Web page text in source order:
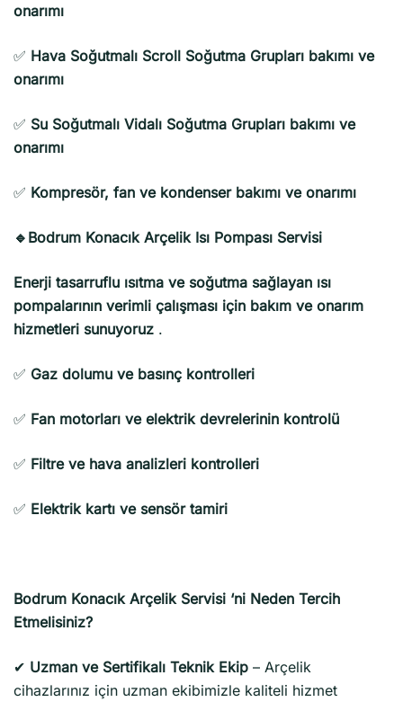
onarımı
✅ Hava Soğutmalı Scroll Soğutma Grupları bakımı ve
onarımı
✅ Su Soğutmalı Vidalı Soğutma Grupları bakımı ve
onarımı
✅ Kompresör, fan ve kondenser bakımı ve onarımı
🔹Bodrum Konacık Arçelik Isı Pompası Servisi
Enerji tasarruflu ısıtma ve soğutma sağlayan ısı
pompalarının verimli çalışması için bakım ve onarım
hizmetleri sunuyoruz .
✅ Gaz dolumu ve basınç kontrolleri
✅ Fan motorları ve elektrik devrelerinin kontrolü
✅ Filtre ve hava analizleri kontrolleri
✅ Elektrik kartı ve sensör tamiri
Bodrum Konacık Arçelik Servisi ‘ni Neden Tercih
Etmelisiniz?
✔ Uzman ve Sertifikalı Teknik Ekip – Arçelik
cihazlarınız için uzman ekibimizle kaliteli hizmet